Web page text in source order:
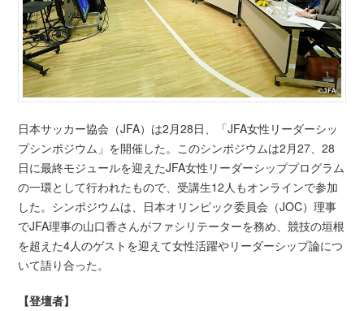
日本サッカー協会（JFA）は2月28日、「JFA女性リーダーシッ
プシンポジウム」を開催した。このシンポジウムは2月27、28
日に最終モジュールを迎えたJFA女性リーダーシッププログラム
の一環として行われたもので、受講生12人もオンラインで参加
した。シンポジウムは、日本オリンピック委員会（JOC）理事
でJFA理事の山口香さんがファシリテーターを務め、競技の垣根
を超えた4人のゲストを迎えて女性活躍やリーダーシップ論につ
いて語り合った。
【登壇者】